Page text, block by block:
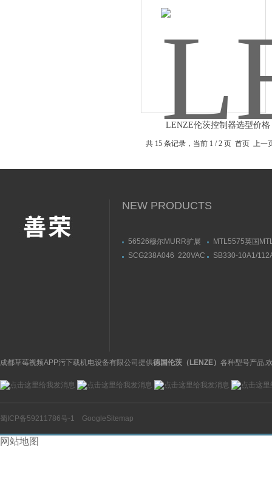
LENZE伦茨控制器选型价格
共 15 条记录，当前 1 / 2 页 首页 上
NEW PRODUCTS
56526穆尔MURR扩展
模块安装连接尺寸
MTL5575英国
栅MTL5573导轨
SCG238A046 220VAC
SB330-10A1/
成都草莓视频APP污下载机电设备有限公司提供德国伦茨（LENZE） 各种型号产品,
蜀ICP备59211786号-1 GoogleSitemap
网站地图